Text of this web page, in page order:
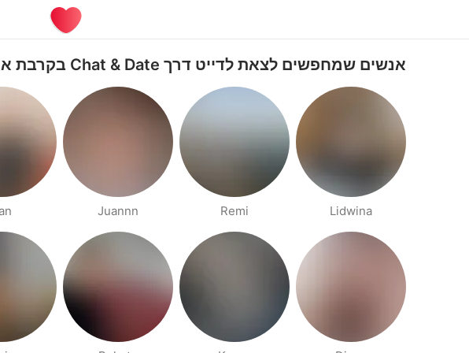
אנשים שמחפשים לצאת לדייט דרך Chat & Date בקרבת אינדונזיה
Lidwina
Remi
Juannn